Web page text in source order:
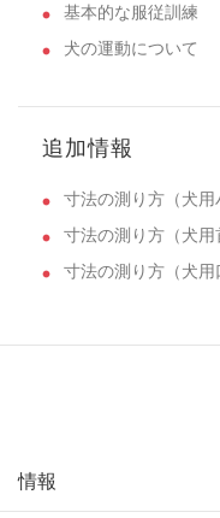
基本的な服従訓練
犬の運動について
追加情報
寸法の測り方（犬用
寸法の測り方（犬用
寸法の測り方（犬用
情報